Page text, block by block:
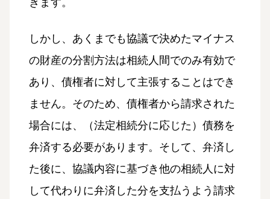
しかし、あくまでも協議で決めたマイナス
の財産の分割方法は相続人間でのみ有効で
あり、債権者に対して主張することはでき
ません。そのため、債権者から請求された
場合には、（法定相続分に応じた）債務を
弁済する必要があります。そして、弁済し
た後に、協議内容に基づき他の相続人に対
して代わりに弁済した分を支払うよう請求